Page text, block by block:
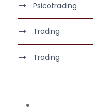
Psicotrading
Trading
Trading